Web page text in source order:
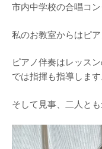
市内中学校の合唱コン
私のお教室からはピ
ピアノ伴奏はレッス
では指揮も指導します
そして見事、二人と